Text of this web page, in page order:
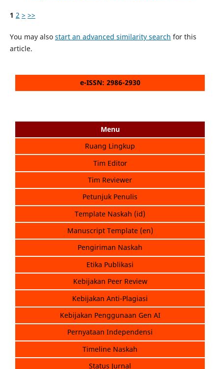
1 2 > >>
You may also start an advanced similarity search for this
article.
e-ISSN: 2986-2930
Menu
Ruang Lingkup
Tim Editor
Tim Reviewer
Petunjuk Penulis
Template Naskah (id)
Manuscript Template (en)
Pengiriman Naskah
Etika Publikasi
Kebijakan Peer Review
Kebijakan Anti-Plagiasi
Kebijakan Penggunaan Gen AI
Pernyataan Independensi
Timeline Naskah
Status Jurnal